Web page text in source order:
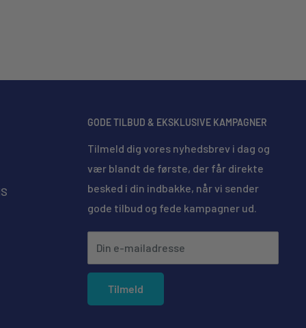
og hydrofobisk effekt
GODE TILBUD & EKSKLUSIVE KAMPAGNER
Tilmeld dig vores nyhedsbrev i dag og
vær blandt de første, der får direkte
besked i din indbakke, når vi sender
gode tilbud og fede kampagner ud.
Din e-mailadresse
Tilmeld